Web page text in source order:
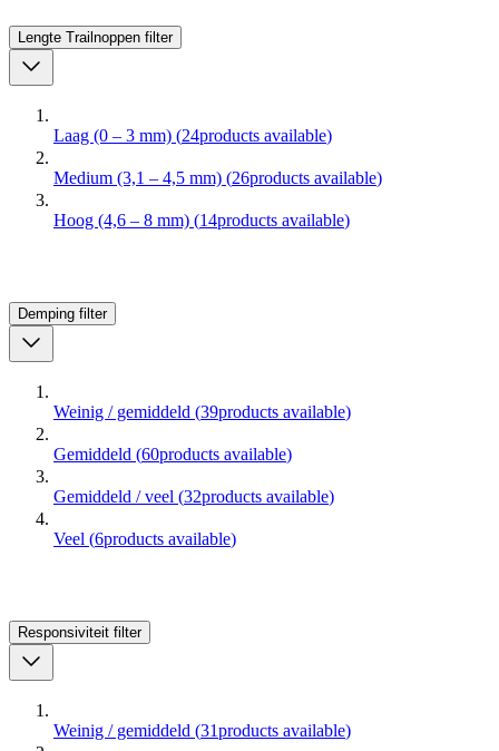
Lengte Trailnoppen filter
Laag (0 – 3 mm) (24products available)
Medium (3,1 – 4,5 mm) (26products available)
Hoog (4,6 – 8 mm) (14products available)
Demping filter
Weinig / gemiddeld (39products available)
Gemiddeld (60products available)
Gemiddeld / veel (32products available)
Veel (6products available)
Responsiviteit filter
Weinig / gemiddeld (31products available)